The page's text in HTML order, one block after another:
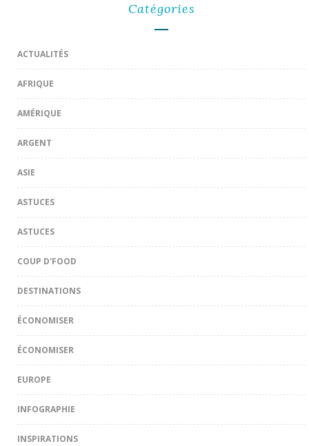
Catégories
ACTUALITÉS
AFRIQUE
AMÉRIQUE
ARGENT
ASIE
ASTUCES
ASTUCES
COUP D'FOOD
DESTINATIONS
ÉCONOMISER
ÉCONOMISER
EUROPE
INFOGRAPHIE
INSPIRATIONS